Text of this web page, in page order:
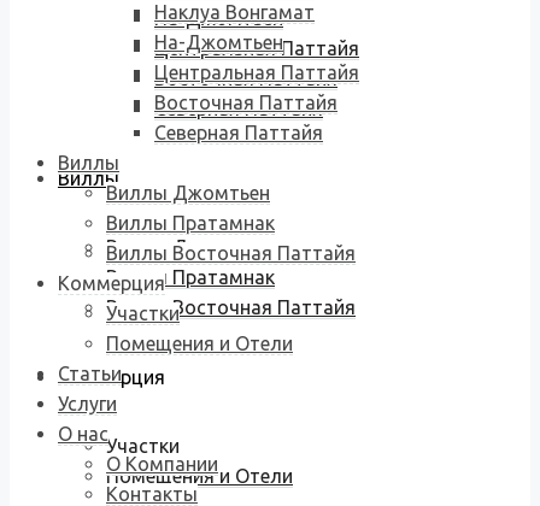
На-Джомтьен
Центральная Паттайя
Восточная Паттайя
Северная Паттайя
Виллы
Виллы Джомтьен
Виллы Пратамнак
Виллы Восточная Паттайя
Коммерция
Участки
Помещения и Отели
Наклуа Вонгамат
На-Джомтьен
Центральная Паттайя
Восточная Паттайя
Северная Паттайя
Виллы
Виллы Джомтьен
Виллы Пратамнак
Виллы Восточная Паттайя
Коммерция
Участки
Помещения и Отели
Статьи
Услуги
О нас
О Компании
Контакты